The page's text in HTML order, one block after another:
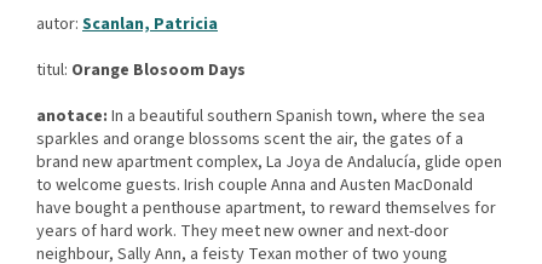
autor: Scanlan, Patricia
titul: Orange Blosoom Days
anotace: In a beautiful southern Spanish town, where the sea
sparkles and orange blossoms scent the air, the gates of a
brand new apartment complex, La Joya de Andalucía, glide open
to welcome guests. Irish couple Anna and Austen MacDonald
have bought a penthouse apartment, to reward themselves for
years of hard work. They meet new owner and next-door
neighbour, Sally Ann, a feisty Texan mother of two young